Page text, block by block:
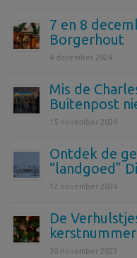
7 en 8
Borgerhout
4 december 2024
Mis de
Buitenpost
15 november 2024
Ontdek de
“landgoed”
12 november 2024
De
kerstnummer
30 november 2023